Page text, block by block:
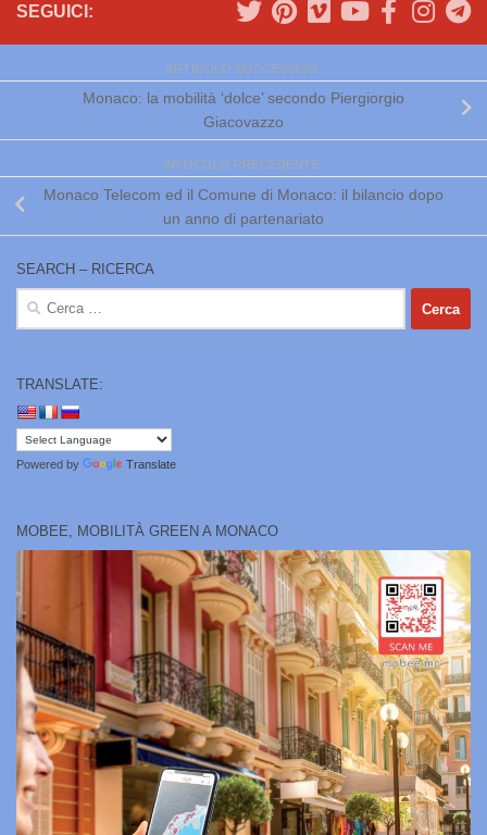
SEGUICI:
ARTICOLO SUCCESSIVO
Monaco: la mobilità ‘dolce’ secondo Piergiorgio
Giacovazzo
ARTICOLO PRECEDENTE
Monaco Telecom ed il Comune di Monaco: il bilancio dopo
un anno di partenariato
SEARCH – RICERCA
Ricerca
per:
TRANSLATE:
Powered by Translate
MOBEE, MOBILITÀ GREEN A MONACO